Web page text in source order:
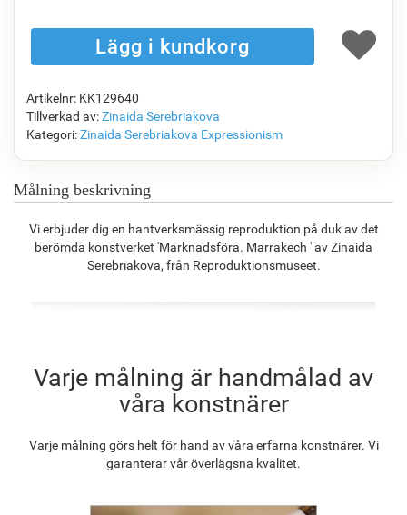
F7034-296
1 423.44 kr
F6731-224
1 423.44 kr 1 423.44
1 320.20kr 1 025.32kr 1 478.30kr 1 330.75kr
Artikelnr: KK129640
Tillverkad av:Zinaida Serebriakova
Kategori:Zinaida Serebriakova Expressionism
Målning beskrivning
Vi erbjuder dig en hantverksmässig reproduktion på duk av det
berömda konstverket 'Marknadsföra. Marrakech ' av Zinaida
Serebriakova, från Reproduktionsmuseet.
Varje målning är handmålad av
våra konstnärer
Varje målning görs helt för hand av våra erfarna konstnärer. Vi
garanterar vår överlägsna kvalitet.